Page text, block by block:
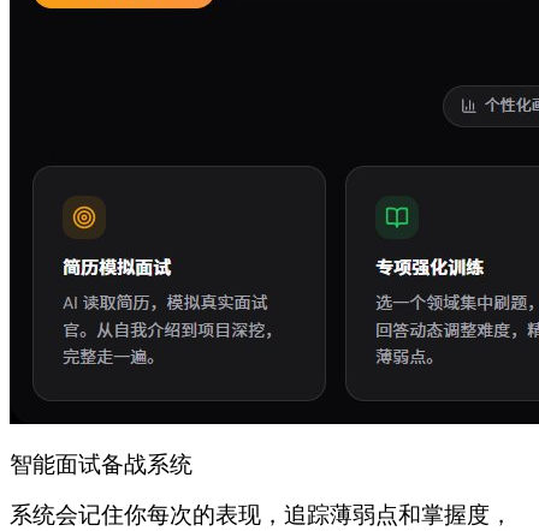
智能面试备战系统
系统会记住你每次的表现，追踪薄弱点和掌握度，